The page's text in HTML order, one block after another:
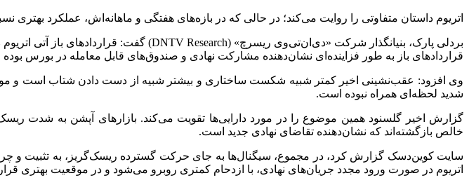
اتریوم داستان متفاوتی را روایت می‌کند؛ در حالی که در بازه‌های هفتگی و ماهانه‌اش، عملکرد
قراردادهای باز به طور فزاینده‌ای نشان‌دهنده مشارکت نهادی و صندوق‌های قابل معامله در بورس
شدید لحظه‌ای همراه نبوده است.
گزارش اخیر گلسنود همین موضوع را در مورد دارایی‌ها تقویت می‌کند. بازارهای آپشن به شدت
خالص بازگشته‌اند که نشان‌دهنده تقاضای نهادی جدید است.
سایت کوین‌دسک گزارش کرد، در مجموع، سیگنال‌ها به جای حرکت گسترده ریسک‌گریز، به تثبیت و
اتریوم در صورت ورود مجدد جریان‌های نهادی، با ازدحام کمتری روبرو می‌شود و در موقعیت بهتری